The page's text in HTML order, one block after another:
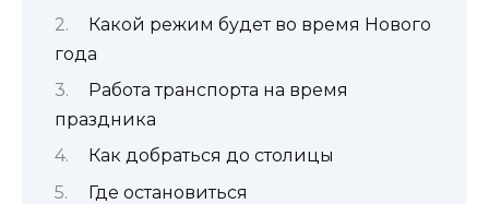
Какой режим будет во время Нового
года
Работа транспорта на время
праздника
Как добраться до столицы
Где остановиться